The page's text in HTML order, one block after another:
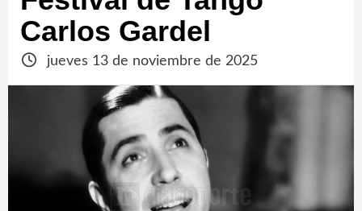
Carlos Gardel
jueves 13 de noviembre de 2025